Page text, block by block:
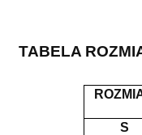
TABELA
S